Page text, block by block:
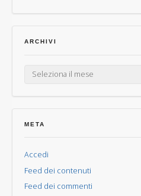
ARCHIVI
META
Accedi
Feed dei contenuti
Feed dei commenti